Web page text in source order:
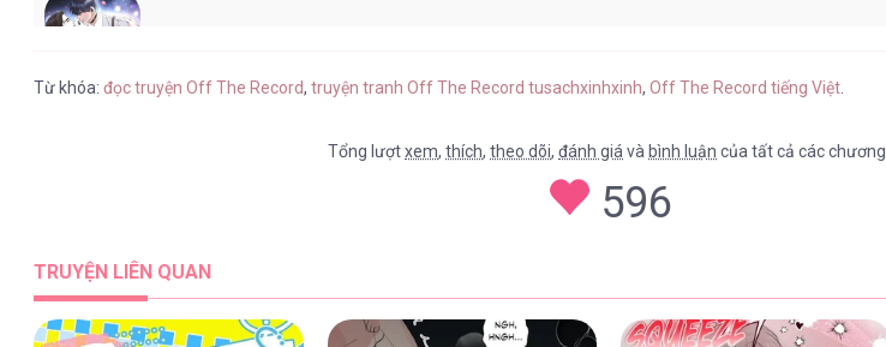
Từ khóa:đọc truyện Off The Record,truyện tranh Off The Record tusachxinhxinh,Off The Record tiếng Việt
Tổng lượtxem,thích,theo dõi,đánh giá và bình luận của tất cả các chương.
596
TRUYỆN LIÊN QUAN